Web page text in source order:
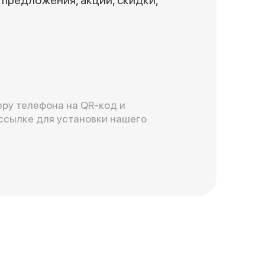
телефона на QR-код и
для установки нашего